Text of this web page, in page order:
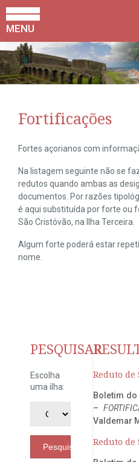
MENU
Fortificações
Fortes açorianos com
Na listagem seguinte não se
redutos quando ambas as
documentos. Por razões
é aqui substituída por forte ou
São Cristóvão, na Ilha Terceira.
Algum forte poderá estar
nome.
PESQUISAR
Escolha
uma ilha:
Pesquisar
Reduto de
Boletim do
–
Valdemar
Reduto de